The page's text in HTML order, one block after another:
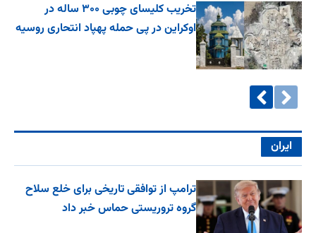
تخریب کلیسای چوبی ۳۰۰ ساله در
اوکراین در پی حمله پهپاد انتحاری روسیه
ایران
ترامپ از توافقی تاریخی برای خلع ‌سلاح
گروه تروریستی حماس خبر داد